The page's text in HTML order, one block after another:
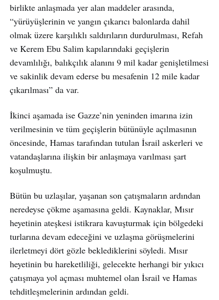
birlikte anlaşmada yer alan maddeler arasında,
“yürüyüşlerinin ve yangın çıkarıcı balonlarda dahil
olmak üzere karşılıklı saldırıların durdurulması, Refah
ve Kerem Ebu Salim kapılarındaki geçişlerin
devamlılığı, balıkçılık alanını 9 mil kadar genişletilmesi
ve sakinlik devam ederse bu mesafenin 12 mile kadar
çıkarılması” da var.
İkinci aşamada ise Gazze’nin yeninden imarına izin
verilmesinin ve tüm geçişlerin bütünüyle açılmasının
öncesinde, Hamas tarafından tutulan İsrail askerleri ve
vatandaşlarına ilişkin bir anlaşmaya varılması şart
koşulmuştu.
Bütün bu uzlaşılar, yaşanan son çatışmaların ardından
neredeyse çökme aşamasına geldi. Kaynaklar, Mısır
heyetinin ateşkesi istikrara kavuşturmak için bölgedeki
turlarına devam edeceğini ve uzlaşma görüşmelerini
ilerletmeyi dört gözle beklediklerini söyledi. Mısır
heyetinin bu hareketliliği, gelecekte herhangi bir yıkıcı
çatışmaya yol açması muhtemel olan İsrail ve Hamas
tehditleşmelerinin ardından geldi.